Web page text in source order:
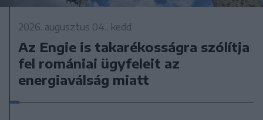
2026. augusztus 04., kedd
Az Engie is takarékosságra szólítja
fel romániai ügyfeleit az
energiaválság miatt